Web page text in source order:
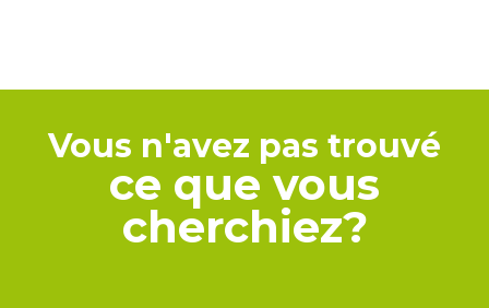
Vous n'avez pas trouvé
ce que vous
cherchiez?